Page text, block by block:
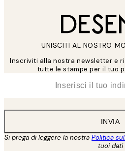
UNISCITI AL NOSTRO
Inscriviti alla nostra newsletter e
tutte le stampe per il tuo
INVIA
Si prega di leggere la nostra Politica
tuoi dati